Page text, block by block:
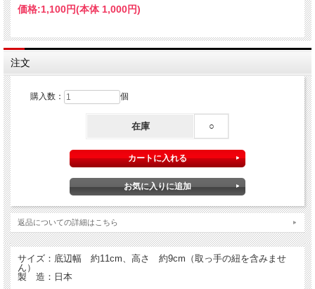
お鍋のフタや取っ手を持つ時に、分厚いミトンを使うよりもさっと手軽に使えて便
利です。
楽しい食卓のお供にどうぞご愛用下さい。
ストウブ、ル・クルーゼ、クリステルなど持ち手が熱くなるものに最適
・ホーロー製のヤカンの取っ手を持ったり、フタを押さえる時に
・スプマンテを開ける時、栓が飛ばないようツカミーナを被せて栓を抜くと安心
・紐付きなので、フックにかければ可愛いインテリア
・重ねて置いておくだけでも可愛い
価格:1,100円(本体 1,000円)
注文
購入数： 個
在庫 ○
返品についての詳細はこちら
サイズ：底辺幅 約11cm、高さ 約9cm（取っ手の紐を含みませ
ん）
製 造：日本